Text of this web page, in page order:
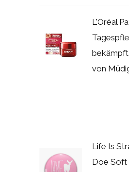
L'Oréal
bekämpft
von
Life Is
Doe Soft